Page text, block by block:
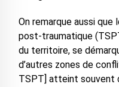
On remarque aussi
post-traumatique
du territoire, se
d’autres zones de
TSPT] atteint souvent